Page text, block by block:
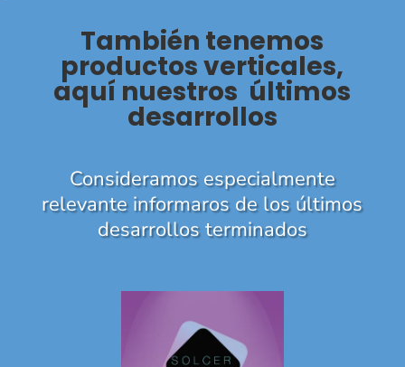
También tenemos
productos verticales,
aquí nuestros últimos
desarrollos
Consideramos especialmente
relevante informaros de los últimos
desarrollos terminados